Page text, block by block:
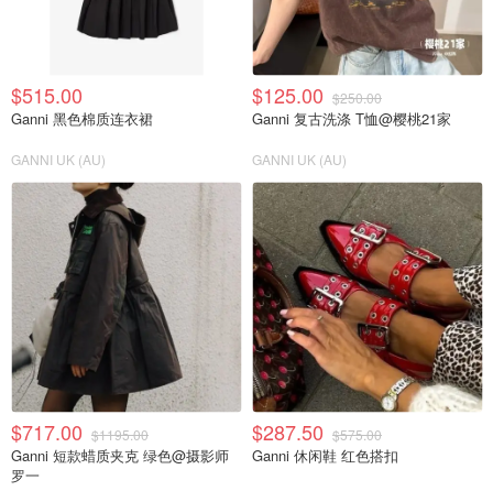
$515.00
Ganni 黑色棉质连衣裙
GANNI UK (AU)
$125.00 $250.00
Ganni 复古洗涤 T恤@樱桃21家
GANNI UK (AU)
$717.00 $1195.00
Ganni 短款蜡质夹克 绿色@摄影师
罗一
$287.50 $575.00
Ganni 休闲鞋 红色搭扣